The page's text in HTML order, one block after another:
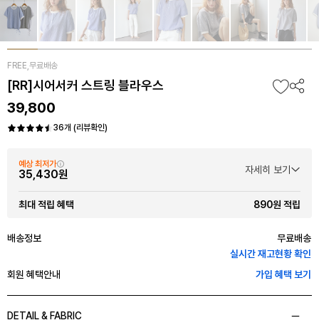
FREE,무료배송
[RR]시어서커 스트링 블라우스
39,800
36개 (리뷰확인)
예상 최저가
35,430원 자세히 보기
최대 적립 혜택 890원 적립
배송정보
무료배송
실시간 재고현황 확인
회원 혜택안내
가입 혜택 보기
DETAIL & FABRIC